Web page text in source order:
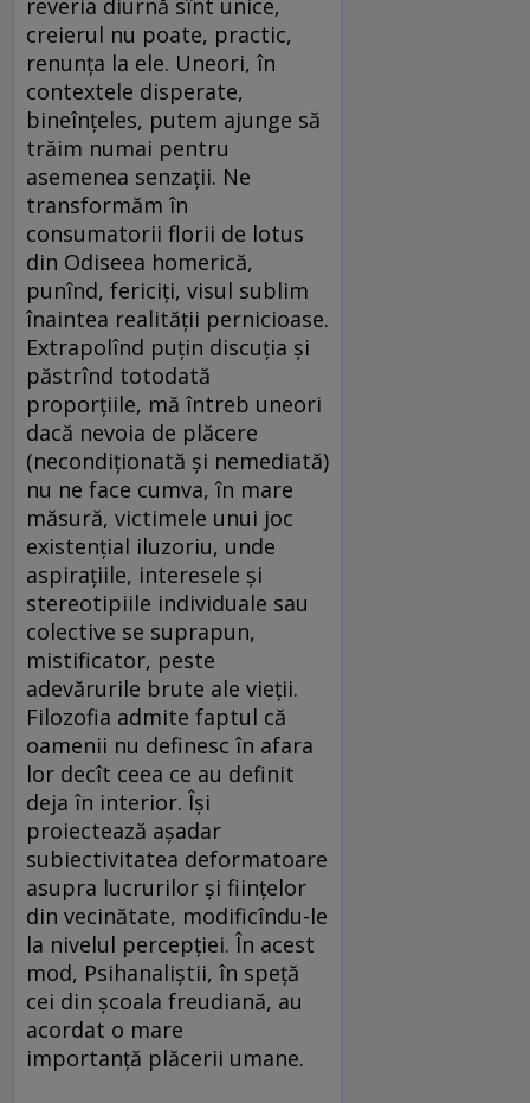
reveria diurnă sînt unice,
creierul nu poate, practic,
renunța la ele. Uneori, în
contextele disperate,
bineînțeles, putem ajunge să
trăim numai pentru
asemenea senzații. Ne
transformăm în
consumatorii florii de lotus
din Odiseea homerică,
punînd, fericiți, visul sublim
înaintea realității pernicioase.
Extrapolînd puțin discuția și
păstrînd totodată
proporțiile, mă întreb uneori
dacă nevoia de plăcere
(necondiționată și nemediată)
nu ne face cumva, în mare
măsură, victimele unui joc
existențial iluzoriu, unde
aspirațiile, interesele și
stereotipiile individuale sau
colective se suprapun,
mistificator, peste
adevărurile brute ale vieții.
Filozofia admite faptul că
oamenii nu definesc în afara
lor decît ceea ce au definit
deja în interior. Își
proiectează așadar
subiectivitatea deformatoare
asupra lucrurilor și ființelor
din vecinătate, modificîndu-le
la nivelul percepției. În acest
mod, Psihanaliștii, în speță
cei din școala freudiană, au
acordat o mare
importanță plăcerii umane.